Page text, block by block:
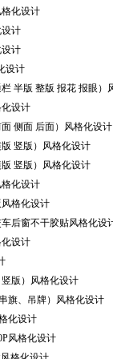
化设计
计
计
设计
半版 整版 报花 报眼）
设计
侧面 后面）风格化设计
竖版）风格化设计
竖版）风格化设计
化设计
格化设计
后窗不干胶贴风格化设
设计
版）风格化设计
旗、吊牌）风格化设计
化设计
风格化设计